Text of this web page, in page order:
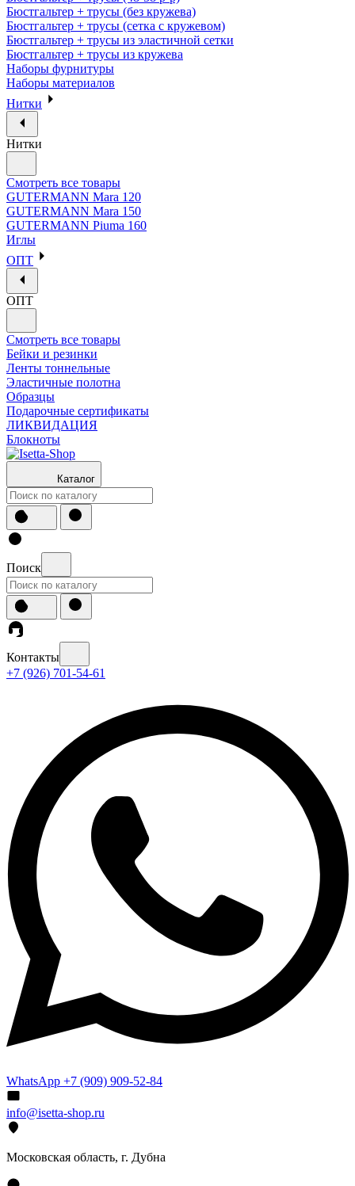
Бюстгальтер + трусы (без кружева)
Бюстгальтер + трусы (сетка с кружевом)
Бюстгальтер + трусы из эластичной сетки
Бюстгальтер + трусы из кружева
Наборы фурнитуры
Наборы материалов
Нитки
Нитки
Смотреть все товары
GUTERMANN Mara 120
GUTERMANN Mara 150
GUTERMANN Piuma 160
Иглы
ОПТ
ОПТ
Смотреть все товары
Бейки и резинки
Ленты тоннельные
Эластичные полотна
Образцы
Подарочные сертификаты
ЛИКВИДАЦИЯ
Блокноты
Каталог
Поиск
Контакты
+7 (926) 701-54-61
WhatsApp +7 (909) 909-52-84
info@isetta-shop.ru
Московская область, г. Дубна